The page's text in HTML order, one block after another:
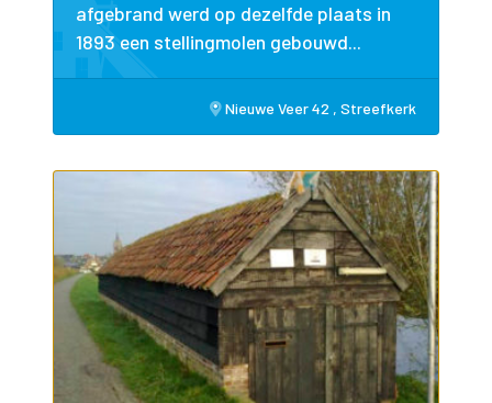
afgebrand werd op dezelfde plaats in
1893 een stellingmolen gebouwd...
Nieuwe Veer 42 , Streefkerk